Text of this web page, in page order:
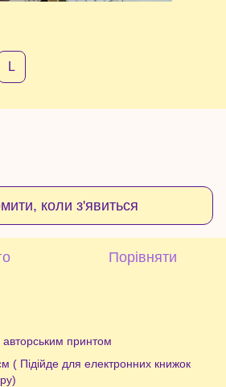
L
коли з'явиться
Порівняти
принтом
( Підійде для електронних книжок